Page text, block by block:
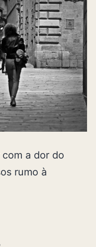
a dor do
rumo à